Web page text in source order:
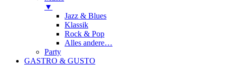
▼
Jazz & Blues
Klassik
Rock & Pop
Alles andere…
Party
GASTRO & GUSTO